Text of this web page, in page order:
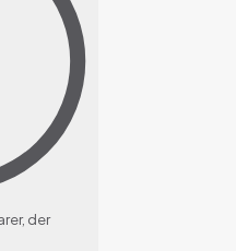
der